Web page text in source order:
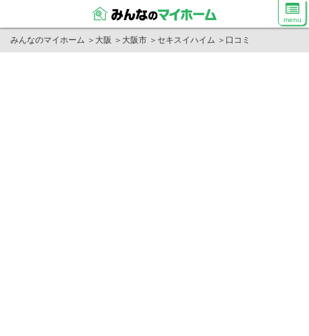
menu
みんなのマイホーム ＞ 大阪 ＞ 大阪市 ＞ セキスイハイム ＞ 口コミ